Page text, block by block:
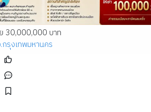
30,000,000 บาท
กรุงเทพมหานคร